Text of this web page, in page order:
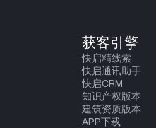
获客引擎
快启精线索
快启通讯助手
快启CRM
知识产权版本
建筑资质版本
APP下载